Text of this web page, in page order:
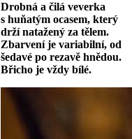
Drobná a čilá veverka
s huňatým ocasem, který
drží natažený za tělem.
Zbarvení je variabilní, od
šedavé po rezavě hnědou.
Břicho je vždy bílé.